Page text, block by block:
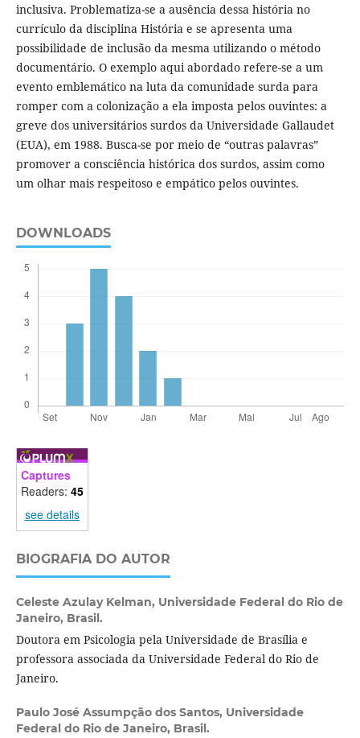
inclusiva. Problematiza-se a ausência dessa história no
currículo da disciplina História e se apresenta uma
possibilidade de inclusão da mesma utilizando o método
documentário. O exemplo aqui abordado refere-se a um
evento emblemático na luta da comunidade surda para
romper com a colonização a ela imposta pelos ouvintes: a
greve dos universitários surdos da Universidade Gallaudet
(EUA), em 1988. Busca-se por meio de “outras palavras”
promover a consciência histórica dos surdos, assim como
um olhar mais respeitoso e empático pelos ouvintes.
DOWNLOADS
Captures
Readers: 45
see details
BIOGRAFIA DO AUTOR
Celeste Azulay Kelman, Universidade Federal do Rio de
Janeiro, Brasil.
Doutora em Psicologia pela Universidade de Brasília e
professora associada da Universidade Federal do Rio de
Janeiro.
Paulo José Assumpção dos Santos, Universidade
Federal do Rio de Janeiro, Brasil.